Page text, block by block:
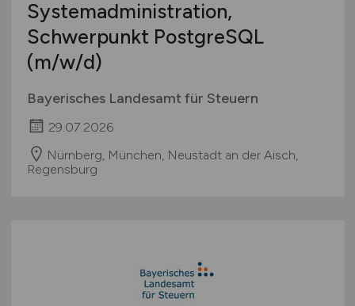
Systemadministration,
Schwerpunkt PostgreSQL
(m/w/d)
Bayerisches Landesamt für Steuern
29.07.2026
Nürnberg, München, Neustadt an der Aisch,
Regensburg